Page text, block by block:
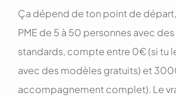
Ça dépend de ton point de
PME de 5 à 50 personnes avec
standards, compte entre 0€ (si tu
avec des modèles gratuits) et
accompagnement complet). Le